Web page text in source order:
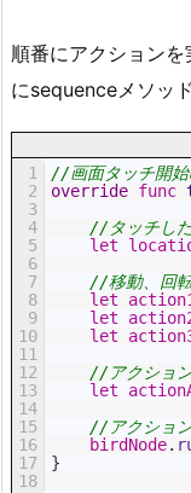
順番にアクション
にsequenceメソッ
1
2
3
4
5
6
7
8
9
10
11
12
13
14
15
16
17
18
//画面タッチ開始
override func
//タッチした
let
//移動、回転
let
let
let
//アクション
let
//アクション
birdNode.
}